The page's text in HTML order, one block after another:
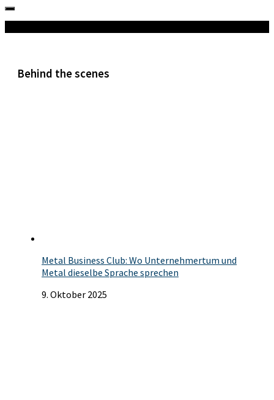
Behind the scenes
Metal Business Club: Wo Unternehmertum und
Metal dieselbe Sprache sprechen
9. Oktober 2025